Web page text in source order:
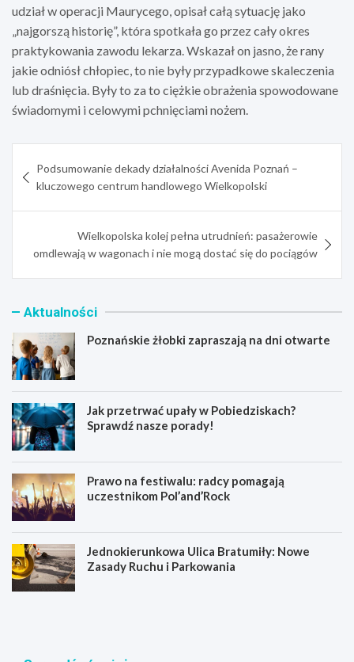
udział w operacji Maurycego, opisał całą sytuację jako
„najgorszą historię”, która spotkała go przez cały okres
praktykowania zawodu lekarza. Wskazał on jasno, że rany
jakie odniósł chłopiec, to nie były przypadkowe skaleczenia
lub draśnięcia. Były to za to ciężkie obrażenia spowodowane
świadomymi i celowymi pchnięciami nożem.
wpisu
Podsumowanie dekady działalności Avenida Poznań –
kluczowego centrum handlowego Wielkopolski
Wielkopolska kolej pełna utrudnień: pasażerowie
omdlewają w wagonach i nie mogą dostać się do pociągów
Aktualności
Poznańskie żłobki zapraszają na dni otwarte
Jak przetrwać upały w Pobiedziskach?
Sprawdź nasze porady!
Prawo na festiwalu: radcy pomagają
uczestnikom Pol’and’Rock
Jednokierunkowa Ulica Bratumiły: Nowe
Zasady Ruchu i Parkowania
P
J